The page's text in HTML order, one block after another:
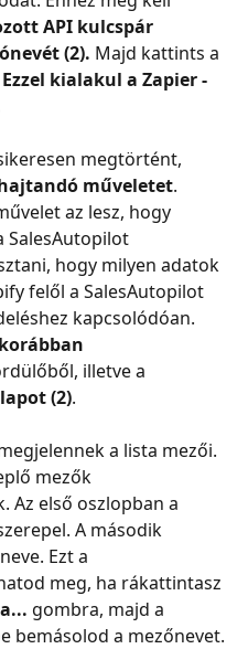
API kulcspár
(2). Majd kattints a
Ezzel kialakul a Zapier -
megtörtént,
műveletet.
az lesz, hogy
SalesAutopilot
hogy milyen adatok
felől a SalesAutopilot
kapcsolódóan.
illetve a
(2).
a lista mezői.
mezők
Az első oszlopban a
A második
Ezt a
meg, ha rákattintasz
gombra, majd a
bemásolod a mezőnevet.